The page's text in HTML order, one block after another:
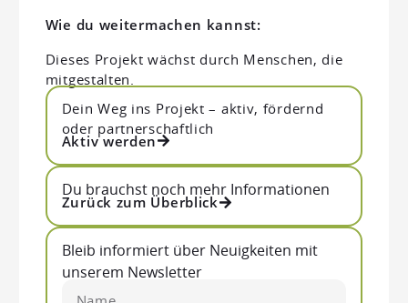
Wie du weitermachen kannst:
Dieses Projekt wächst durch Menschen, die
mitgestalten.
Dein Weg ins Projekt – aktiv, fördernd
oder partnerschaftlich
Aktiv werden
Du brauchst noch mehr Informationen
Zurück zum Überblick
Bleib informiert über Neuigkeiten mit
unserem Newsletter